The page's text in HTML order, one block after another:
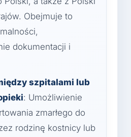
Obejmuje to
dokumentacji i
szpitalami lub
: Umożliwienie
zmarłego do
rodzinę kostnicy lub